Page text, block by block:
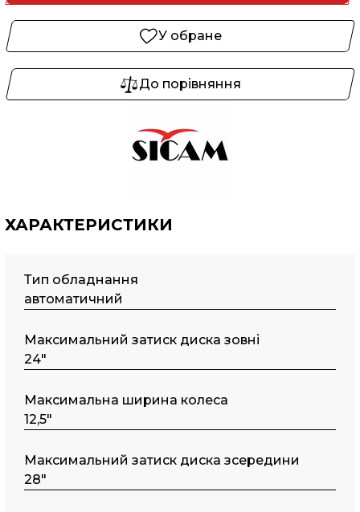
У обране
До порівняння
ХАРАКТЕРИСТИКИ
Тип обладнання
автоматичний
Maкcимaльний затиск диска зовні
24"
Максимальна ширина колеса
12,5"
Maкcимaльний затиск диска зсередини
28"